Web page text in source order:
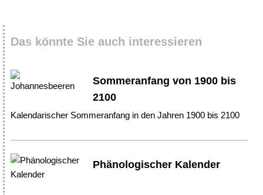
Das könnte Sie auch interessieren
Sommeranfang von 1900 bis
2100
Kalendarischer Sommeranfang in den Jahren 1900 bis 2100
Phänologischer Kalender